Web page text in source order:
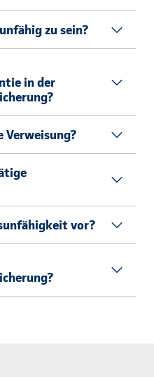
zu sein?
in der
Verweisung?
vor?